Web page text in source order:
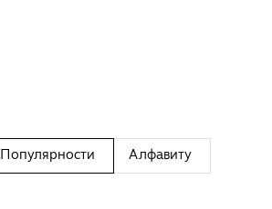
Популярности Алфавиту